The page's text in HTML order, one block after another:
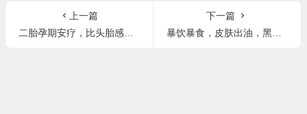
上一篇
二胎孕期安疗，比头胎感觉身体轻盈，精力充沛。
下一篇
暴饮暴食，皮肤出油，黑头的改善